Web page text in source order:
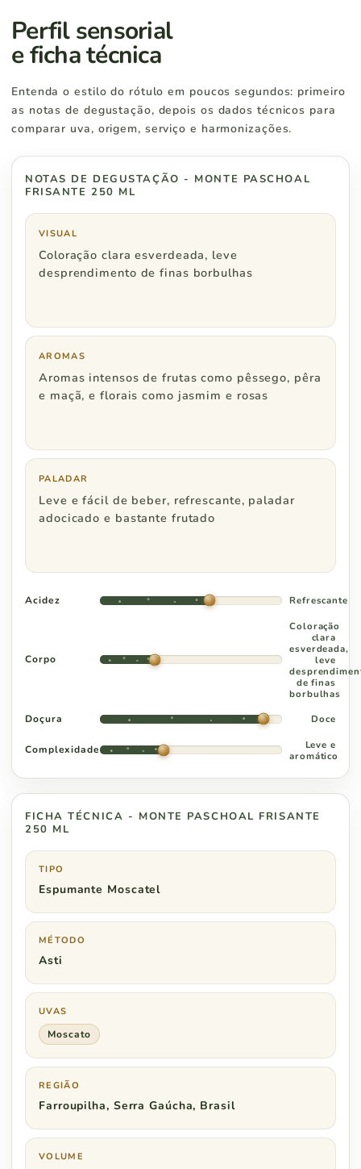
Santa Catarina
Paraná R$ 500
Região Sudeste Pedidos a partir de
Rio de Janeiro R$ 600
Espírito Santo
Perfil sensorial
e ficha técnica
Entenda o estilo do rótulo em poucos segundos: primeiro
as notas de degustação, depois os dados técnicos para
comparar uva, origem, serviço e harmonizações.
NOTAS DE DEGUSTAÇÃO - MONTE PASCHOAL
FRISANTE 250 ML
VISUAL
Coloração clara esverdeada, leve
desprendimento de finas borbulhas
AROMAS
Aromas intensos de frutas como pêssego, pêra
e maçã, e florais como jasmim e rosas
PALADAR
Leve e fácil de beber, refrescante, paladar
adocicado e bastante frutado
Acidez Refrescante
Corpo
Coloração
clara
esverdeada,
leve
de finas
borbulhas
Doçura
Doce
Complexidade
Leve e
aromático
FICHA TÉCNICA - MONTE PASCHOAL FRISANTE
250 ML
TIPO
Espumante Moscatel
MÉTODO
Asti
UVAS
Moscato
REGIÃO
Farroupilha, Serra Gaúcha, Brasil
VOLUME